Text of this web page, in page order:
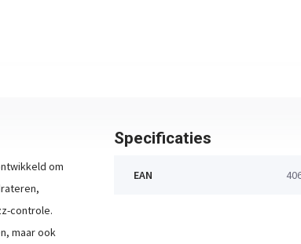
om
controle.
maar ook
Specificaties
EAN